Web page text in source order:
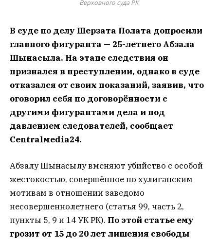
Верховного суда РК
В суде по делу Шерзата Полата допросили
главного фигуранта — 25-летнего Абзала
Шынасыла. На этапе следствия он
признался в преступлении, однако в суде
отказался от своих показаний, заявив, что
оговорил себя по договорённости с
другими фигурантами дела и под
давлением следователей, сообщает
Centralмedia24.
Абзалу Шынасылу вменяют убийство с особой
жестокостью, совершённое по хулиганским
мотивам в отношении заведомо
несовершеннолетнего (статья 99, часть 2,
пункты 5, 9 и 14 УК РК). По этой статье ему
грозит от 15 до 20 лет лишения свободы